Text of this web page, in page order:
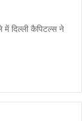
दिल्ली कैपिटल्स ने